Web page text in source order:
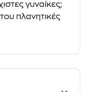
γυναίκες;
πλανητικές